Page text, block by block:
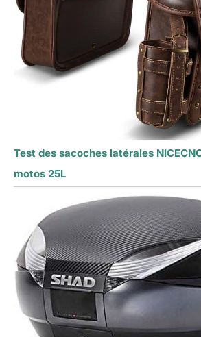
Test des sacoches latérales
motos 25L